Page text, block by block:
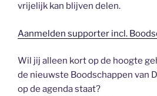
vrijelijk kan blijven delen.
Aanmelden supporter incl.
Wil jij alleen kort op de hoogte
de nieuwste Boodschappen van
op de agenda staat?